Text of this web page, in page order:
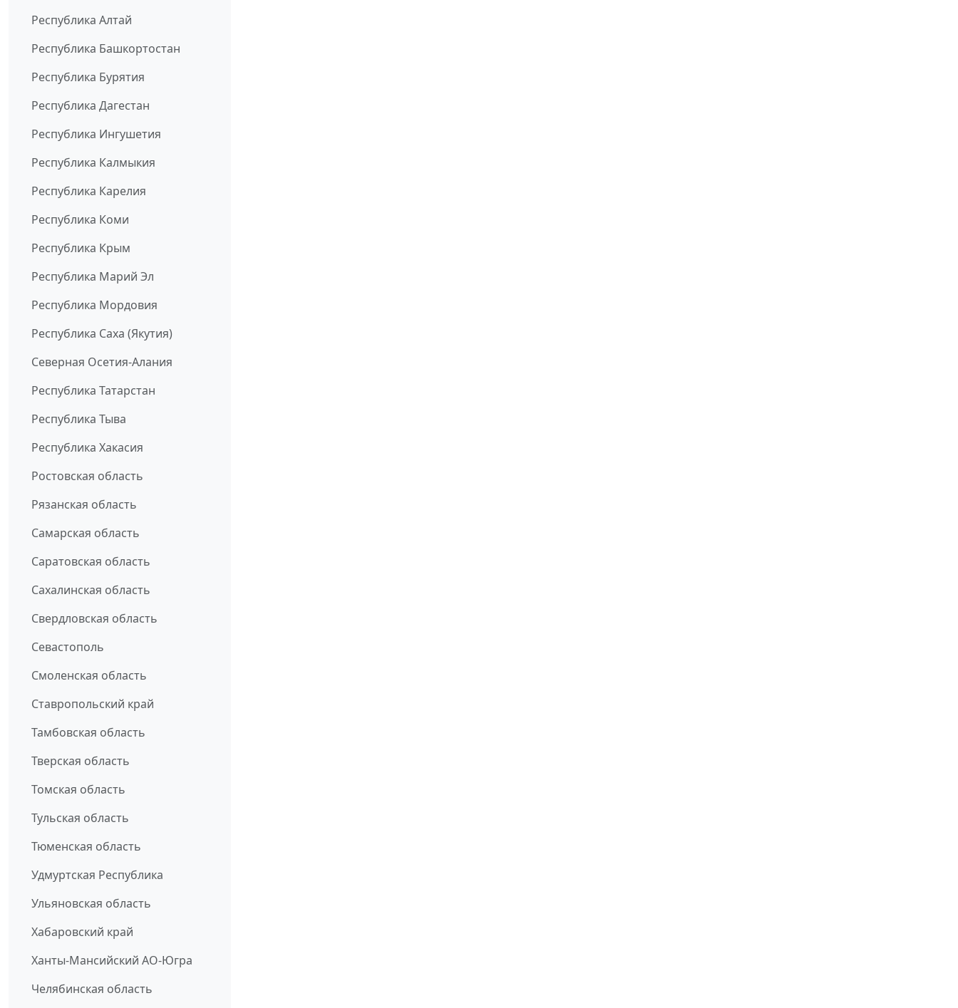
Республика Алтай
Республика Башкортостан
Республика Бурятия
Республика Дагестан
Республика Ингушетия
Республика Калмыкия
Республика Карелия
Республика Коми
Республика Крым
Республика Марий Эл
Республика Мордовия
Республика Саха (Якутия)
Северная Осетия-Алания
Республика Татарстан
Республика Тыва
Республика Хакасия
Ростовская область
Рязанская область
Самарская область
Саратовская область
Сахалинская область
Свердловская область
Севастополь
Смоленская область
Ставропольский край
Тамбовская область
Тверская область
Томская область
Тульская область
Тюменская область
Удмуртская Республика
Ульяновская область
Хабаровский край
Ханты-Мансийский АО-Югра
Челябинская область